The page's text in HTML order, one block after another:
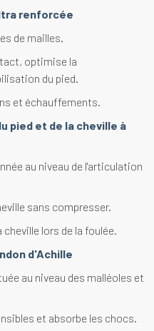
renforcée
de mailles.
optimise la
du pied.
et échauffements.
pied et de la cheville à
au niveau de l'articulation
sans compresser.
lors de la foulée.
d'Achille
au niveau des malléoles et
et absorbe les chocs.